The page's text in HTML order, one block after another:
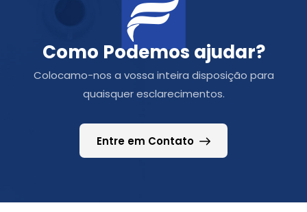
Como Podemos ajudar?
Colocamo-nos a vossa inteira disposição para
quaisquer esclarecimentos.
Entre em Contato